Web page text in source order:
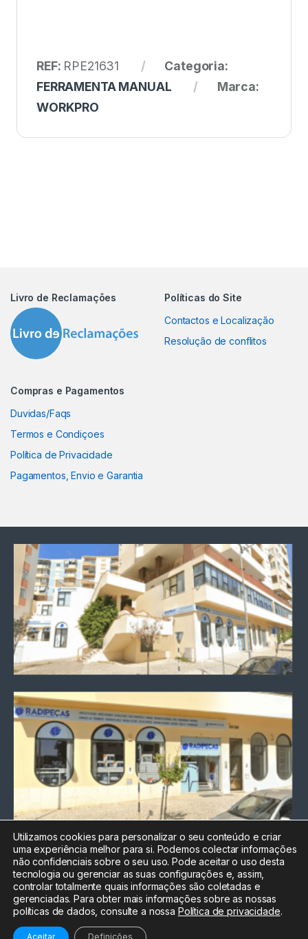
REF: RPE21631
Categoria:
FERRAMENTA MANUAL
Marca:
WORKPRO
Livro de Reclamações
Políticas do Site
Contactos e Localização
Resolução de conflitos
Compras e Pagamentos
Duvidas/Faqs
Termos e Condiçoes
Política de Privacidade
Pagamentos, Envio e Garantia
Chamada para a rede fixa
nacional
Electrónica:212
588 047
Informática:212
Utilizamos cookies para personalizar o seu conteúdo e criar
uma experiência melhor para si. Podemos colectar informações
não confidenciais sobre o seu uso. Pode aceitar o uso desta
tecnologia ou gerenciar as suas configurações e, assim,
controlar totalmente quais informações são coletadas e
gerenciadas. Para obter mais informações sobre as nossas
políticas de dados, consulte a nossa Política de privacidade.
Aceitar Definições